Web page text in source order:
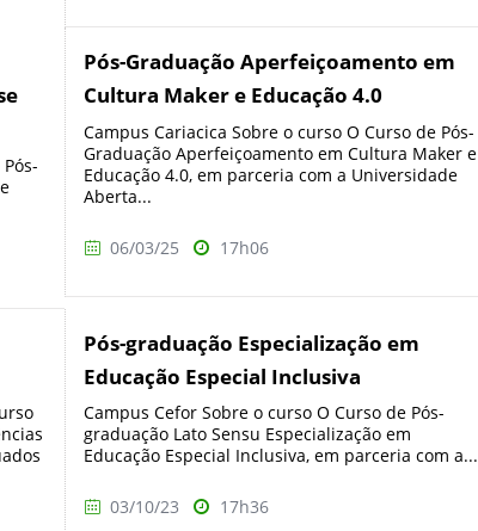
Pós-Graduação Aperfeiçoamento em
Cultura Maker e Educação 4.0
Campus Cariacica Sobre o curso O Curso de Pós-
Graduação Aperfeiçoamento em Cultura Maker e
Educação 4.0, em parceria com a Universidade
Aberta...
06/03/25 17h06
Pós-graduação Especialização em
Educação Especial Inclusiva
Campus Cefor Sobre o curso O Curso de Pós-
graduação Lato Sensu Especialização em
Educação Especial Inclusiva, em parceria com a...
03/10/23 17h36